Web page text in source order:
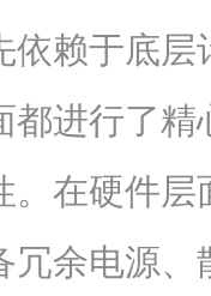
依赖于底
都进行了
。在硬件
冗余电源